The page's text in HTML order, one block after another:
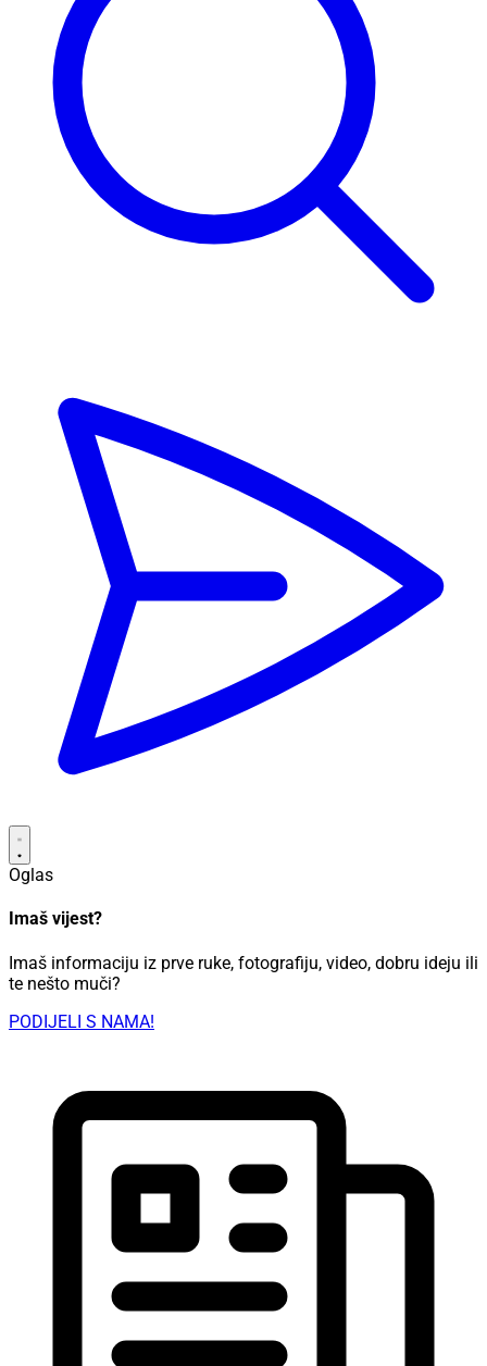
Oglas
Imaš vijest?
Imaš informaciju iz prve ruke, fotografiju, video, dobru ideju ili
te nešto muči?
PODIJELI S NAMA!